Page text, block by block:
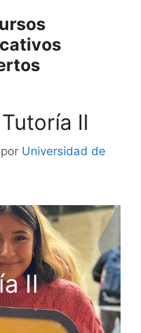
II
por Universidad de
II